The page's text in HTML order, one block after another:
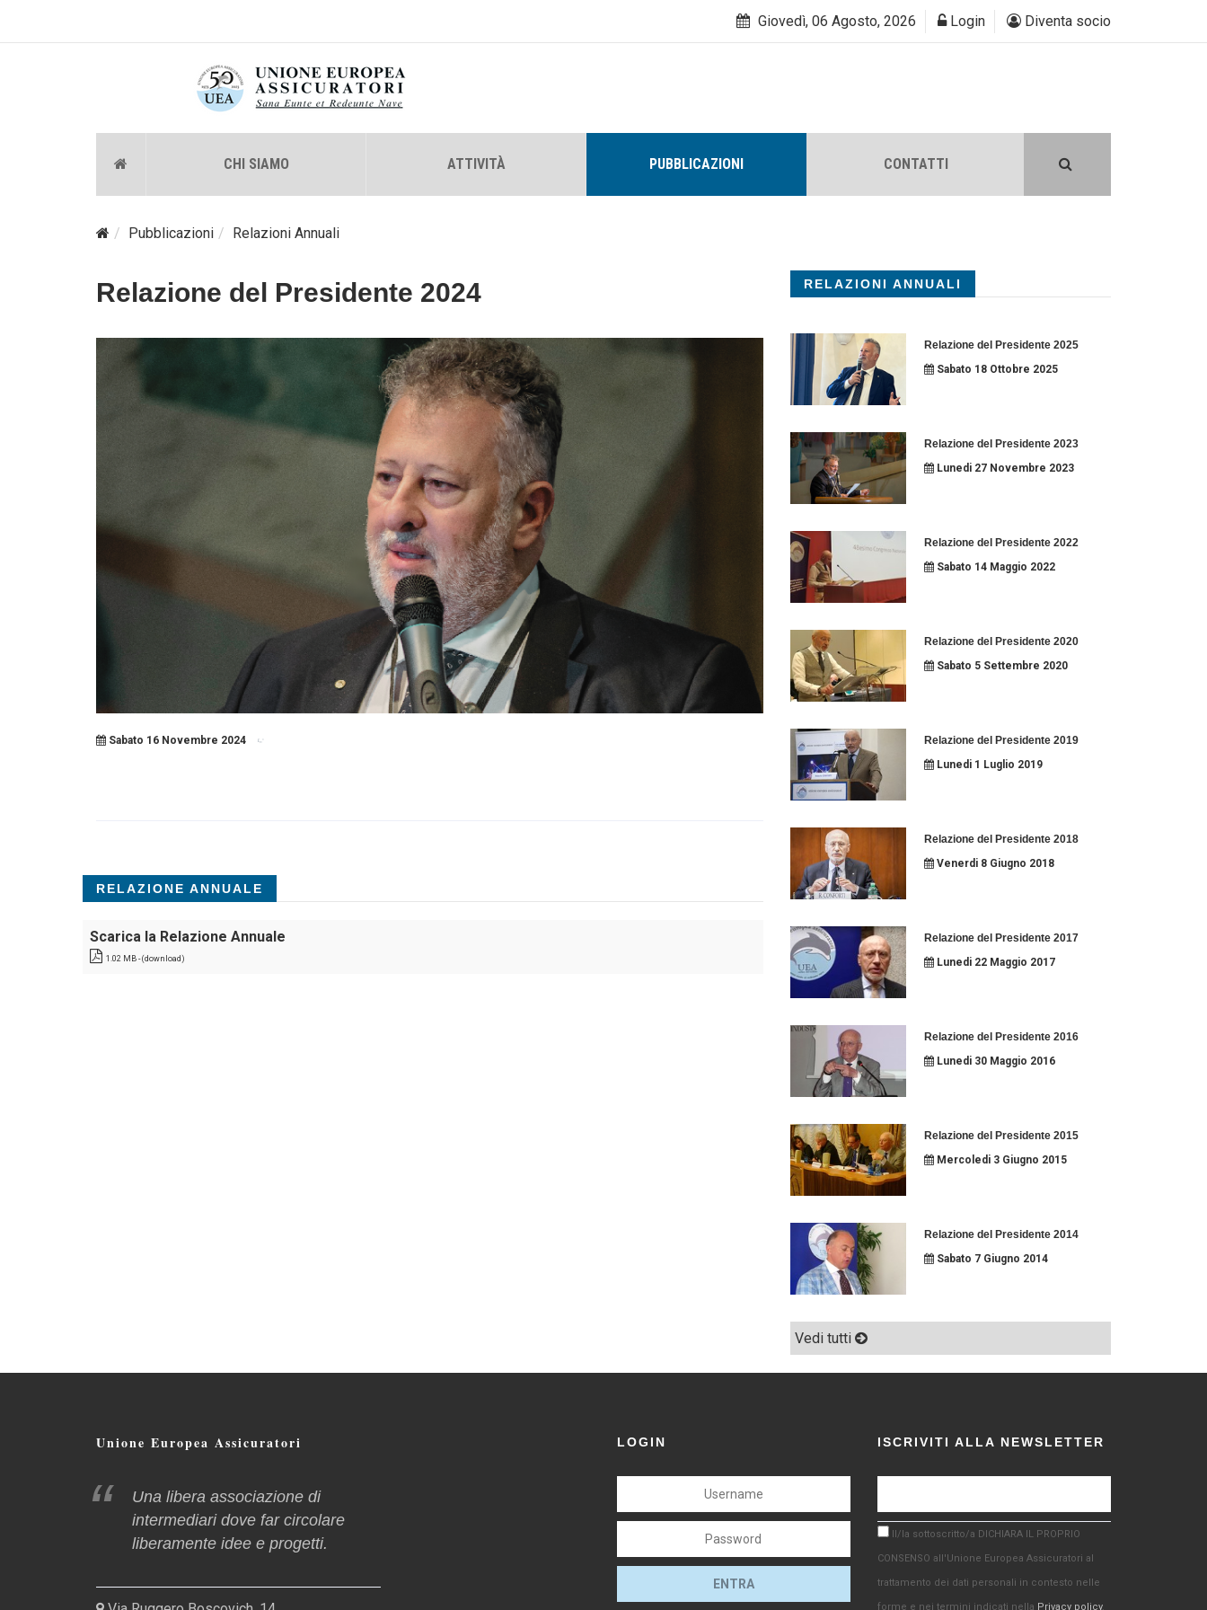
Giovedì, 06 Agosto, 2026 Login Diventa socio
CHI SIAMO ATTIVITÀ PUBBLICAZIONI CONTATTI
Pubblicazioni Relazioni Annuali
Relazione del Presidente 2024
Sabato 16 Novembre 2024
RELAZIONE ANNUALE
Scarica la Relazione Annuale
1.02 MB - (download)
RELAZIONI ANNUALI
Relazione del Presidente 2025
Sabato 18 Ottobre 2025
Relazione del Presidente 2023
Lunedi 27 Novembre 2023
Relazione del Presidente 2022
Sabato 14 Maggio 2022
Relazione del Presidente 2020
Sabato 5 Settembre 2020
Relazione del Presidente 2019
Lunedi 1 Luglio 2019
Relazione del Presidente 2018
Venerdi 8 Giugno 2018
Relazione del Presidente 2017
Lunedi 22 Maggio 2017
Relazione del Presidente 2016
Lunedi 30 Maggio 2016
Relazione del Presidente 2015
Mercoledi 3 Giugno 2015
Relazione del Presidente 2014
Sabato 7 Giugno 2014
Vedi tutti
Unione Europea Assicuratori
Una libera associazione di
intermediari dove far circolare
liberamente idee e progetti.
LOGIN ISCRIVITI ALLA NEWSLETTER
Il/la sottoscritto/a DICHIARA IL PROPRIO
CONSENSO all'Unione Europea Assicuratori al
trattamento dei dati personali in contesto nelle
forme e nei termini indicati nella Privacy policy.